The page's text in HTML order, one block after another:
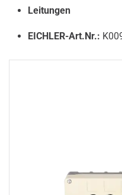
Leitungen
EICHLER-Art.Nr.: